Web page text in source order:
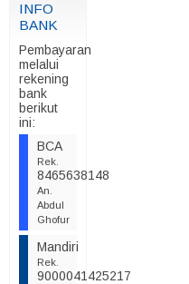
INFO
BANK
Pembayaran
melalui
rekening
bank
berikut
ini:
BCA
Rek.
8465638148
An.
Abdul
Ghofur
Mandiri
Rek.
9000041425217